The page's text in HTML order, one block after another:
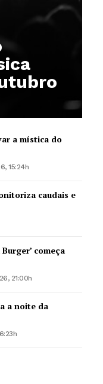
a mística do
15:24h
caudais e
começa
21:00h
a noite da